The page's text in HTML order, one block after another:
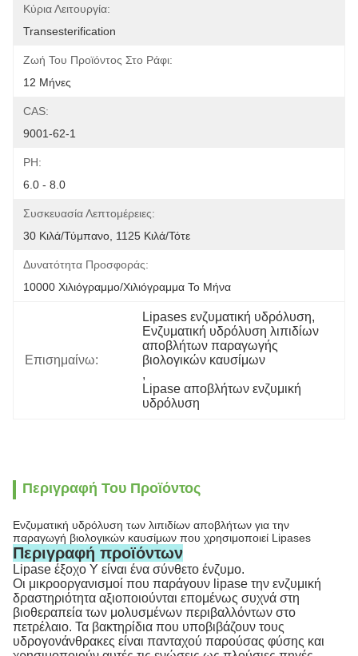
Κύρια Λειτουργία:
Transesterification
Ζωή Του Προϊόντος Στο Ράφι:
12 Μήνες
CAS:
9001-62-1
PH:
6.0 - 8.0
Συσκευασία Λεπτομέρειες:
30 Κιλά/τύμπανο, 1125 Κιλά/τότε
Δυνατότητα Προσφοράς:
10000 Χιλιόγραμμο/χιλιόγραμμα Το Μήνα
Επισημαίνω:
Lipases ενζυματική υδρόλυση,
Ενζυματική υδρόλυση λιπιδίων
αποβλήτων παραγωγής
βιολογικών καυσίμων
,
Lipase αποβλήτων ενζυμική
υδρόλυση
Περιγραφή Του Προϊόντος
Ενζυματική υδρόλυση των λιπιδίων αποβλήτων για την
παραγωγή βιολογικών καυσίμων που χρησιμοποιεί Lipases
Περιγραφή προϊόντων
Lipase έξοχο Υ είναι ένα σύνθετο ένζυμο.
Οι μικροοργανισμοί που παράγουν lipase την ενζυμική
δραστηριότητα αξιοποιούνται επομένως συχνά στη
βιοθεραπεία των μολυσμένων περιβαλλόντων στο
πετρέλαιο. Τα βακτηρίδια που υποβιβάζουν τους
υδρογονάνθρακες είναι πανταχού παρούσας φύσης και